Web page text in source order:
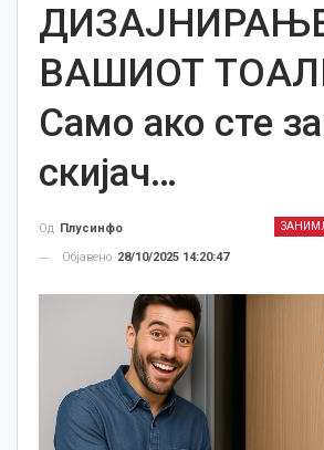
ВАШИОТ
Само ако сте
скијач…
Од Плусинфо
Објавено 28/10/2025 14:20:47